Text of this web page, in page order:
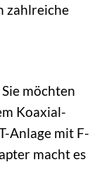
zahlreiche
Sie möchten
Koaxial-
Anlage mit F-
macht es